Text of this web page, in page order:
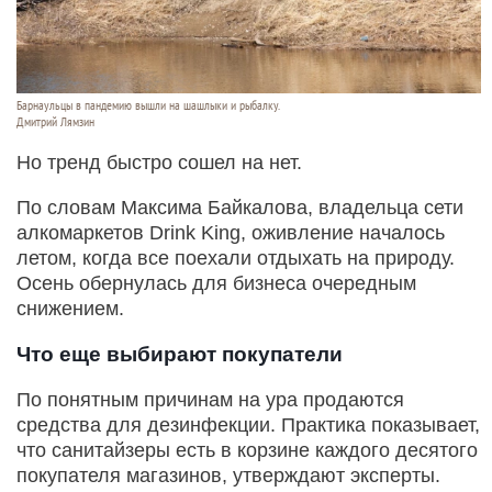
Барнаульцы в пандемию вышли на шашлыки и рыбалку.
Дмитрий Лямзин
Но тренд быстро сошел на нет.
По словам Максима Байкалова, владельца сети
алкомаркетов Drink King, оживление началось
летом, когда все поехали отдыхать на природу.
Осень обернулась для бизнеса очередным
снижением.
Что еще выбирают покупатели
По понятным причинам на ура продаются
средства для дезинфекции. Практика показывает,
что санитайзеры есть в корзине каждого десятого
покупателя магазинов, утверждают эксперты.